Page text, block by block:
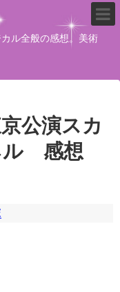
ル全般の感想。美術
公演スカ
ル 感想